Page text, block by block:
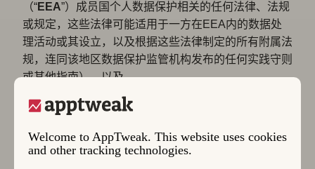
Welcome to AppTweak. This website uses cookies
and other tracking technologies.
（“EEA”）成员国个人数据保护相关的任何法律、法规
或规定，这些法律可能适用于一方在EEA内的数据处
理活动或其设立，以及根据这些法律制定的所有附属法
规，连同该地区数据保护监管机构发布的任何实践守则
或其他指南），以及
b) 根据我们隐私政策中详述的条件，可通过点击以下
链接查看：
7.2.为了简化网站的访问和导航，并为每个用户个性化
呈现内容，本网站使用 “cookies”，如Cookie政策中所